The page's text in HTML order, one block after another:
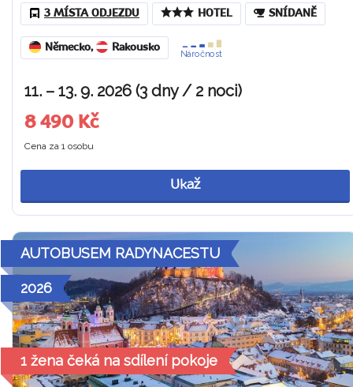
3 MÍSTA ODJEZDU HOTEL SNÍDANĚ
Německo, Rakousko
Náročnost
11. – 13. 9. 2026 (3 dny / 2 noci)
8 490 Kč
Cena za 1 osobu
Ukaž
AUTOBUSEM RADYNACESTU
2026
1 žena čeká na sdílení pokoje